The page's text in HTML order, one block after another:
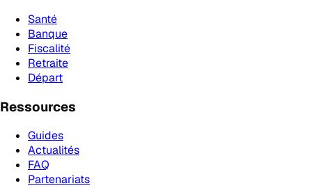
Santé
Banque
Fiscalité
Retraite
Départ
Ressources
Guides
Actualités
FAQ
Partenariats